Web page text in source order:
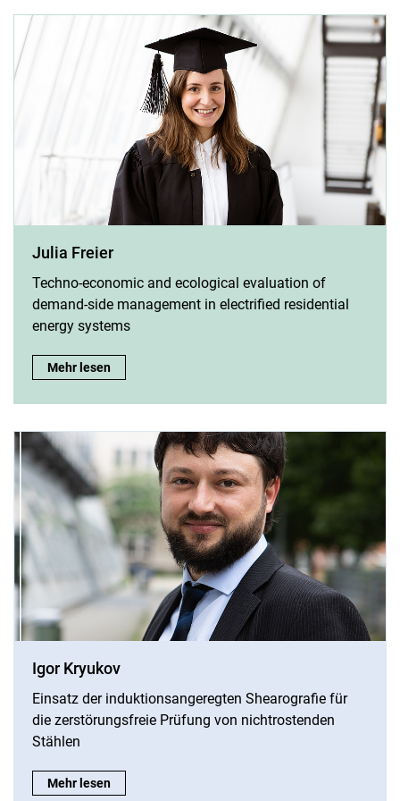
Julia Freier
Techno-economic and ecological evaluation of
demand-side management in electrified residential
energy systems
Julia Freier:
Mehr lesen
Igor Kryukov
Einsatz der induktionsangeregten Shearografie für
die zerstörungsfreie Prüfung von nichtrostenden
Stählen
Igor Kryukov:
Mehr lesen